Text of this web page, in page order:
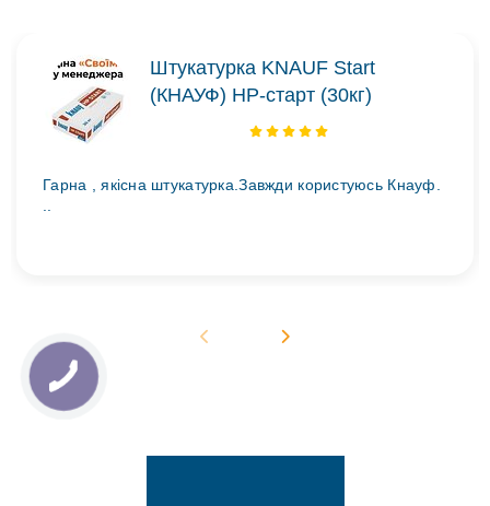
Штукатурка KNAUF Start
(КНАУФ) НР-старт (30кг)
Гарна , якісна штукатурка.Завжди користуюсь Кнауф.
..